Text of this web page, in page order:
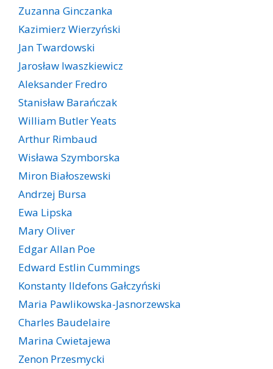
Zuzanna Ginczanka
Kazimierz Wierzyński
Jan Twardowski
Jarosław Iwaszkiewicz
Aleksander Fredro
Stanisław Barańczak
William Butler Yeats
Arthur Rimbaud
Wisława Szymborska
Miron Białoszewski
Andrzej Bursa
Ewa Lipska
Mary Oliver
Edgar Allan Poe
Edward Estlin Cummings
Konstanty Ildefons Gałczyński
Maria Pawlikowska-Jasnorzewska
Charles Baudelaire
Marina Cwietajewa
Zenon Przesmycki